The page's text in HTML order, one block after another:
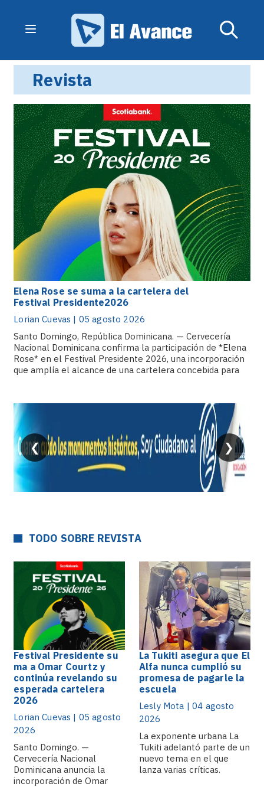
Revista
Elena Rose se suma a la cartelera del
Festival Presidente2026
Lorian Cuevas | 05 agosto 2026
Santo Domingo, República Dominicana. — Cervecería
Nacional Dominicana confirma la participación de *Elena
Rose* en el Festival Presidente 2026, una incorporación
que amplía el alcance de una cartelera concebida para
❮ ❯
TODO SOBRE REVISTA
Festival Presidente su
ma a Omar Courtz y
continúa revelando su
esperada cartelera
2026
Lorian Cuevas | 05 agosto
2026
Santo Domingo. —
Cervecería Nacional
Dominicana anuncia la
incorporación de Omar
La Tukiti asegura que El
Alfa nunca cumplió su
promesa de pagarle la
escuela
Lesly Mota | 04 agosto
2026
La exponente urbana La
Tukiti adelantó parte de un
nuevo tema en el que
lanza varias críticas.